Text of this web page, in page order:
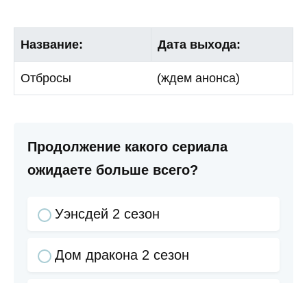
Название: Дата выхода:
Отбросы (ждем анонса)
Продолжение какого сериала
ожидаете больше всего?
Уэнсдей 2 сезон
Дом дракона 2 сезон